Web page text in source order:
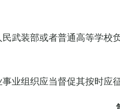
武装部或者普通高等学
业组织应当督促其按时应